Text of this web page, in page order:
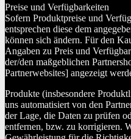
Preise und Verfügbarkeiten
Sofern Produktpreise und
entsprechen diese dem
können sich ändern. Für den
Angaben zu Preis und
der/den maßgeblichen
Partnerwebsites] angezeigt
Produkte (insbesondere
uns automatisiert von den
der Lage, die Daten zu prüfen
entfernen, bzw. zu korrigieren.